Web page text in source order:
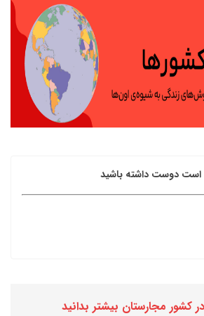
دوست داشته باشید
کشور مجارستان بیشتر بدانید